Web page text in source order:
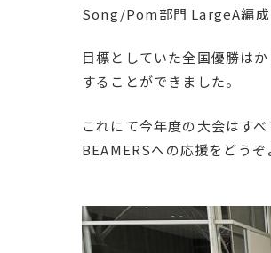
Song/Pom部門 LargeA編成
目標としていた全国優勝は
することができました。
これにて今年度の大会はす
BEAMERSへの応援をどうぞ